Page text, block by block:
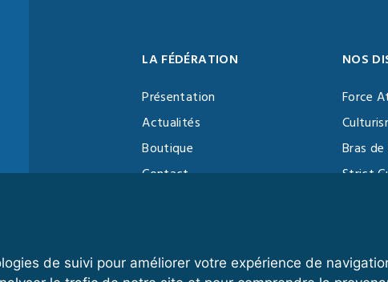
de suivi pour améliorer votre expérience de
LA FÉDÉRATION
Présentation
Actualités
Boutique
Contact
NOS
Force
Bras
Strict